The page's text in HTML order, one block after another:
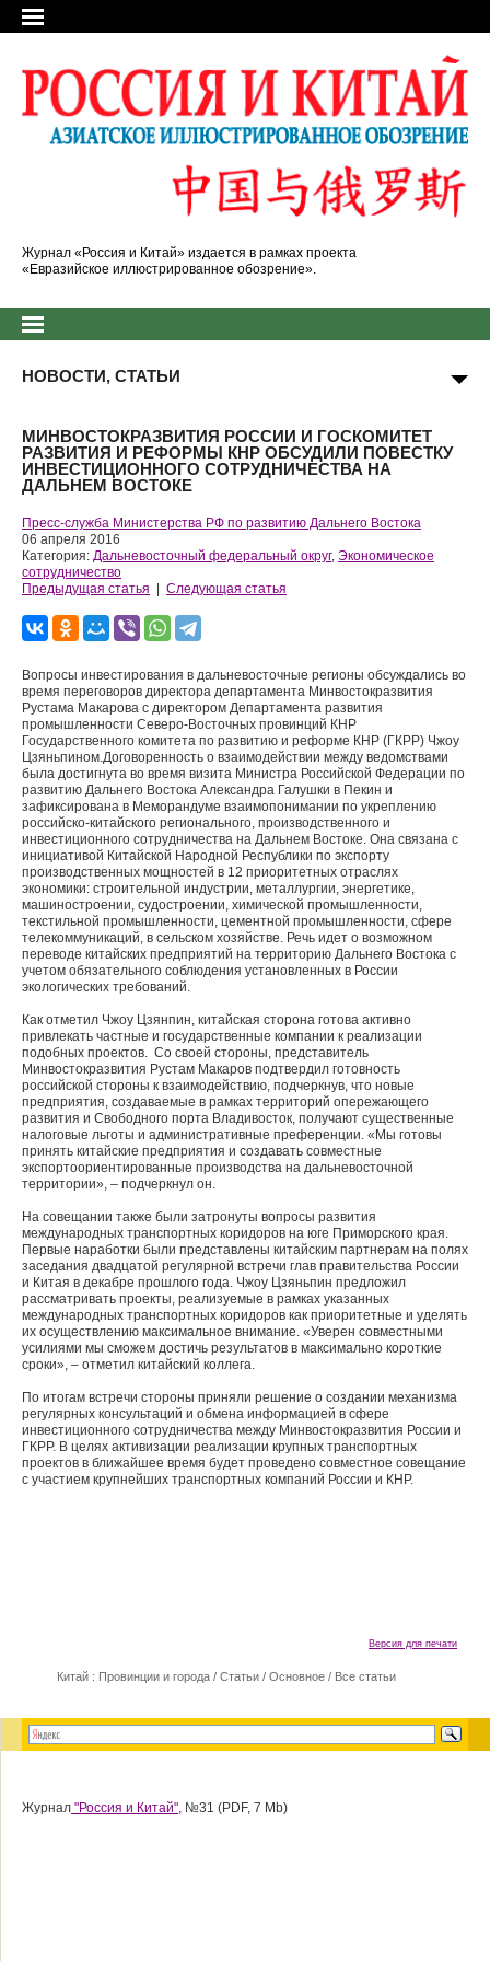
Журнал «Россия и Китай» издается в рамках проекта
«Евразийское иллюстрированное обозрение».
НОВОСТИ, СТАТЬИ
МИНВОСТОКРАЗВИТИЯ РОССИИ И ГОСКОМИТЕТ
РАЗВИТИЯ И РЕФОРМЫ КНР ОБСУДИЛИ ПОВЕСТКУ
ИНВЕСТИЦИОННОГО СОТРУДНИЧЕСТВА НА
ДАЛЬНЕМ ВОСТОКЕ
Пресс-служба Министерства РФ по развитию Дальнего Востока
06 апреля 2016
Категория: Дальневосточный федеральный округ, Экономическое
сотрудничество
Предыдущая статья
Следующая статья
Вопросы инвестирования в дальневосточные регионы обсуждались во
время переговоров директора департамента Минвостокразвития
Рустама Макарова с директором Департамента развития
промышленности Северо-Восточных провинций КНР
Государственного комитета по развитию и реформе КНР (ГКРР) Чжоу
Цзяньпином.Договоренность о взаимодействии между ведомствами
была достигнута во время визита Министра Российской Федерации по
развитию Дальнего Востока Александра Галушки в Пекин и
зафиксирована в Меморандуме взаимопонимании по укреплению
российско-китайского регионального, производственного и
инвестиционного сотрудничества на Дальнем Востоке. Она связана с
инициативой Китайской Народной Республики по экспорту
производственных мощностей в 12 приоритетных отраслях
экономики: строительной индустрии, металлургии, энергетике,
машиностроении, судостроении, химической промышленности,
текстильной промышленности, цементной промышленности, сфере
телекоммуникаций, в сельском хозяйстве. Речь идет о возможном
переводе китайских предприятий на территорию Дальнего Востока с
учетом обязательного соблюдения установленных в России
экологических требований.
Как отметил Чжоу Цзянпин, китайская сторона готова активно
привлекать частные и государственные компании к реализации
подобных проектов. Со своей стороны, представитель
Минвостокразвития Рустам Макаров подтвердил готовность
российской стороны к взаимодействию, подчеркнув, что новые
предприятия, создаваемые в рамках территорий опережающего
развития и Свободного порта Владивосток, получают существенные
налоговые льготы и административные преференции. «Мы готовы
принять китайские предприятия и создавать совместные
экспортоориентированные производства на дальневосточной
территории», – подчеркнул он.
На совещании также были затронуты вопросы развития
международных транспортных коридоров на юге Приморского края.
Первые наработки были представлены китайским партнерам на полях
заседания двадцатой регулярной встречи глав правительства России
и Китая в декабре прошлого года. Чжоу Цзяньпин предложил
рассматривать проекты, реализуемые в рамках указанных
международных транспортных коридоров как приоритетные и уделять
их осуществлению максимальное внимание. «Уверен совместными
усилиями мы сможем достичь результатов в максимально короткие
сроки», – отметил китайский коллега.
По итогам встречи стороны приняли решение о создании механизма
регулярных консультаций и обмена информацией в сфере
инвестиционного сотрудничества между Минвостокразвития России и
ГКРР. В целях активизации реализации крупных транспортных
проектов в ближайшее время будет проведено совместное совещание
с участием крупнейших транспортных компаний России и КНР.
Версия для печати
Китай : Провинции и города / Статьи / Основное / Все статьи
Журнал "Россия и Китай", №31 (PDF, 7 Mb)